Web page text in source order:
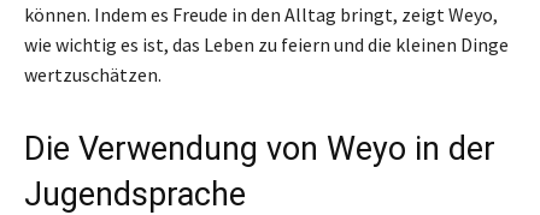
können. Indem es Freude in den Alltag bringt, zeigt Weyo,
wie wichtig es ist, das Leben zu feiern und die kleinen Dinge
wertzuschätzen.
Die Verwendung von Weyo in der
Jugendsprache